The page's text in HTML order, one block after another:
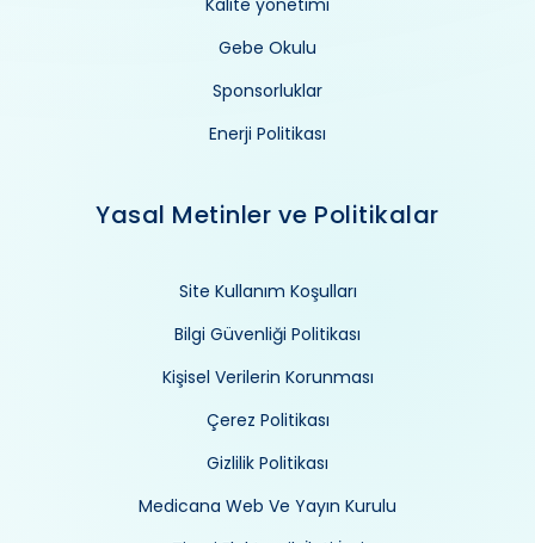
Kalite yönetimi
Gebe Okulu
Sponsorluklar
Enerji Politikası
Yasal Metinler ve Politikalar
Site Kullanım Koşulları
Bilgi Güvenliği Politikası
Kişisel Verilerin Korunması
Çerez Politikası
Gizlilik Politikası
Medicana Web Ve Yayın Kurulu